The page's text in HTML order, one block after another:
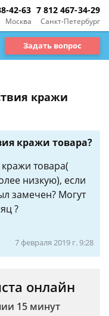
Москва
42-63
Санкт-Петербург
7 812 467-34-29
Задать вопрос
кражи
кражи товара?
товара(
низкую), если
замечен? Могут
?
7 февраля 2019 г. 9:28
онлайн
15 минут